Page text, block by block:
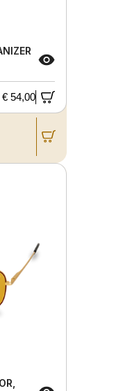
€ 54,00